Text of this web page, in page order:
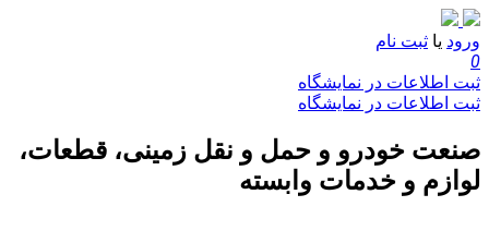
ورود یا ثبت نام
0
ثبت اطلاعات در نمایشگاه
ثبت اطلاعات در نمایشگاه
صنعت خودرو و حمل و نقل زمینی، قطعات،
لوازم و خدمات وابسته